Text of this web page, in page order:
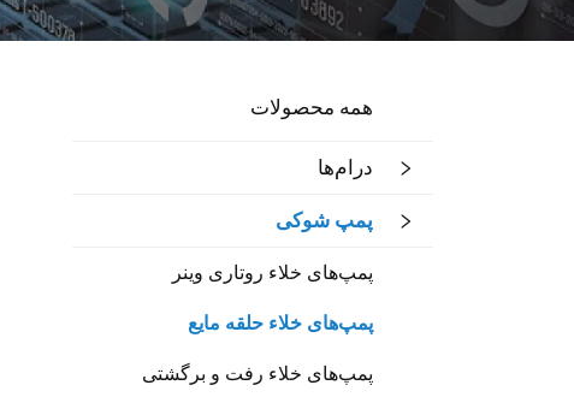
همه محصولات
درام‌ها
پمپ شوکی
پمپ‌های خلاء روتاری وینر
پمپ‌های خلاء حلقه مایع
پمپ‌های خلاء رفت و برگشتی